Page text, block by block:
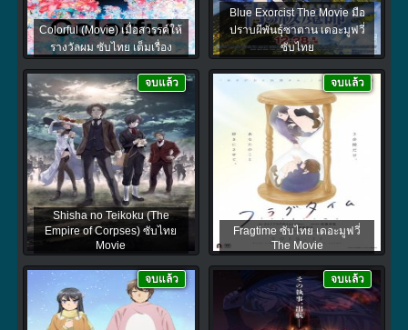
Colorful (Movie) เมื่อสวรรค์ให้
รางวัลผม ซับไทย เต็มเรื่อง
Blue Exorcist The Movie มือ
ปราบผีพันธุ์ซาตาน เดอะมูฟวี่
ซับไทย
Shisha no Teikoku (The
Empire of Corpses) ซับไทย
Movie
จบแล้ว
Fragtime ซับไทย เดอะมูฟวี่
The Movie
จบแล้ว
จบแล้ว จบแล้ว